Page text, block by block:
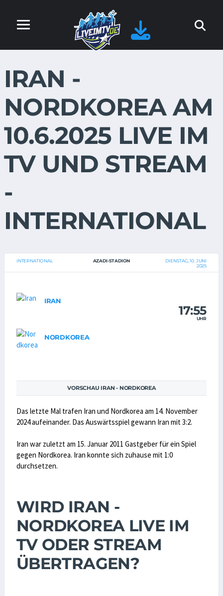
IRAN -
NORDKOREA AM
10.6.2025 LIVE IM
TV UND STREAM
-
INTERNATIONAL
INTERNATIONAL AZADI-STADION
DIENSTAG, 10. JUNI
2025
IRAN
17:55
UHR
NORDKOREA
VORSCHAU IRAN - NORDKOREA
Das letzte Mal trafen Iran und Nordkorea am 14. November
2024 aufeinander. Das Auswärtsspiel gewann Iran mit 3:2.
Iran war zuletzt am 15. Januar 2011 Gastgeber für ein Spiel
gegen Nordkorea. Iran konnte sich zuhause mit 1:0
durchsetzen.
WIRD IRAN -
NORDKOREA LIVE IM
TV ODER STREAM
ÜBERTRAGEN?